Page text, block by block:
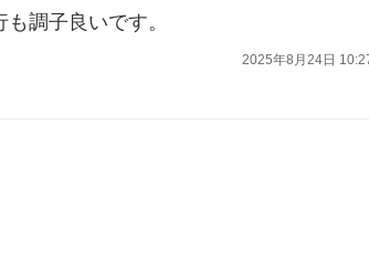
調子良いです。
2025年8月24日